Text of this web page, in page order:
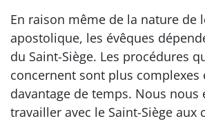
En raison même de la nature de
apostolique, les évêques
du Saint-Siège. Les procédures
concernent sont plus complexes
davantage de temps. Nous nous
travailler avec le Saint-Siège aux